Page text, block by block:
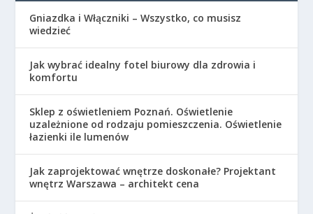
Gniazdka i Włączniki – Wszystko, co musisz
wiedzieć
Jak wybrać idealny fotel biurowy dla zdrowia i
komfortu
Sklep z oświetleniem Poznań. Oświetlenie
uzależnione od rodzaju pomieszczenia. Oświetlenie
łazienki ile lumenów
Jak zaprojektować wnętrze doskonałe? Projektant
wnętrz Warszawa – architekt cena